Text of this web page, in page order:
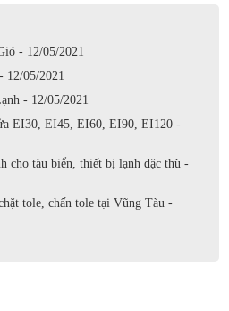
- 12/05/2021
12/05/2021
- 12/05/2021
EI30, EI45, EI60, EI90, EI120 -
cho tàu biển, thiết bị lạnh đặc thù -
tole, chấn tole tại Vũng Tàu -